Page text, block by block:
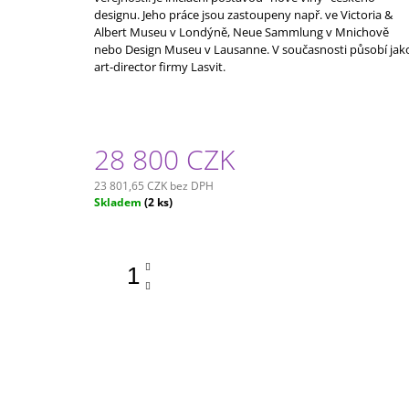
designu. Jeho práce jsou zastoupeny např. ve Victoria &
Albert Museu v Londýně, Neue Sammlung v Mnichově
nebo Design Museu v Lausanne. V současnosti působí
art-director firmy Lasvit.
28 800 CZK
23 801,65 CZK bez DPH
Měrná
Skladem (2 ks)